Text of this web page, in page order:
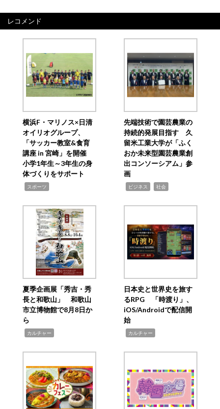
レコメンド
横浜F・マリノス×日清
オイリオグループ、
「サッカー教室&食育
講座 in 宮崎」を開催
小学1年生～3年生の身
体づくりをサポート
スポーツ
先端技術で園芸農業の
持続的発展目指す 久
留米工業大学が「ふく
おか未来型園芸農業創
出コンソーシアム」参
画
ビジネス 社会
夏季企画展「秀吉・秀
長と和歌山」 和歌山
市立博物館で8月8日か
ら
カルチャー
日本史と世界史を旅す
るRPG 「時渡り」、
iOS/Androidで配信開
始
カルチャー